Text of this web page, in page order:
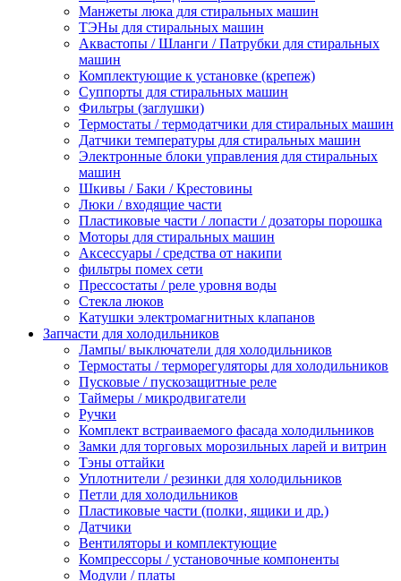
Манжеты люка для стиральных машин
ТЭНы для стиральных машин
Аквастопы / Шланги / Патрубки для стиральных
машин
Комплектующие к установке (крепеж)
Суппорты для стиральных машин
Фильтры (заглушки)
Термостаты / термодатчики для стиральных машин
Датчики температуры для стиральных машин
Электронные блоки управления для стиральных
машин
Шкивы / Баки / Крестовины
Люки / входящие части
Пластиковые части / лопасти / дозаторы порошка
Моторы для стиральных машин
Аксессуары / средства от накипи
фильтры помех сети
Прессостаты / реле уровня воды
Стекла люков
Катушки электромагнитных клапанов
Запчасти для холодильников
Лампы/ выключатели для холодильников
Термостаты / терморегуляторы для холодильников
Пусковые / пускозащитные реле
Таймеры / микродвигатели
Ручки
Комплект встраиваемого фасада холодильников
Замки для торговых морозильных ларей и витрин
Тэны оттайки
Уплотнители / резинки для холодильников
Петли для холодильников
Пластиковые части (полки, ящики и др.)
Датчики
Вентиляторы и комплектующие
Компрессоры / установочные компоненты
Модули / платы